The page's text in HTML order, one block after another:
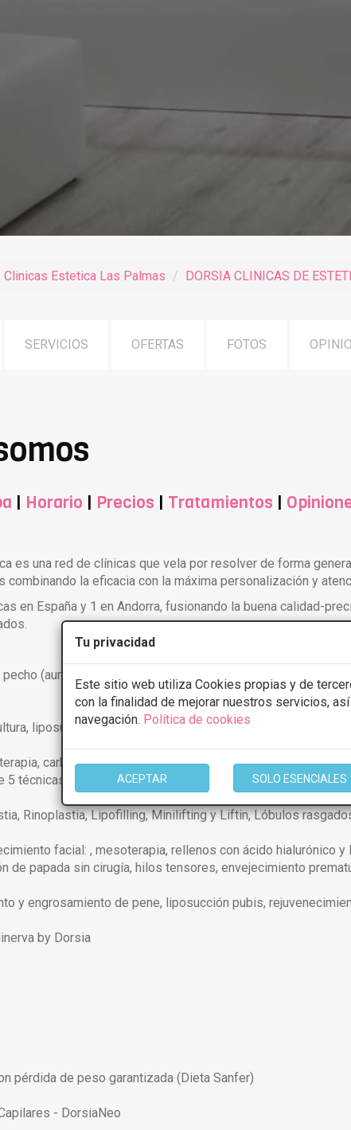
Tu privacidad
Este sitio web utiliza Cookies propias y de
con la finalidad de mejorar nuestros servicios,
navegación. Política de cookies
ACEPTAR SOLO ESENCIALES
Clinicas Estetica Las Palmas DORSIA CLINICAS DE
SERVICIOS OFERTAS FOTOS
| Horario | Precios | Tratamientos |
es una red de clínicas que vela por resolver de forma
la eficacia con la máxima personalización y
en España y 1 en Andorra, fusionando la buena calidad-
(aumento, reducción, elevación, recambio de prótesis,
liposucción Strech lipo, abdominoplastia,
carboxiterapia, rejuvenecimiento de manos,
5 técnicas (en clínicas seleccionadas).
Rinoplastia, Lipofilling, Minilifting y Liftin, Lóbulos
facial: , mesoterapia, rellenos con ácido hialurónico
de papada sin cirugía, hilos tensores, envejecimiento
y engrosamiento de pene, liposucción pubis,
by Dorsia
pérdida de peso garantizada (Dieta Sanfer)
- DorsiaNeo